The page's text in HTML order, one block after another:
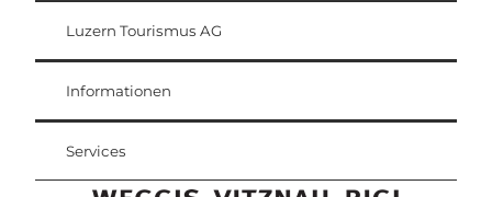
Gästekarte
Weggis Vitznau Rigi
Luzern Tourismus AG
Informationen
Services